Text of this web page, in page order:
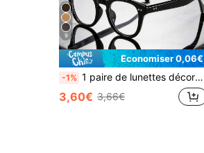
9
Économiser 0,06€
-1% 1 paire de lunettes décoratives à la mode, convenant à la lecture, à la protection des yeux et à un usage quotidien, unisexe
3,60€ 3,66€